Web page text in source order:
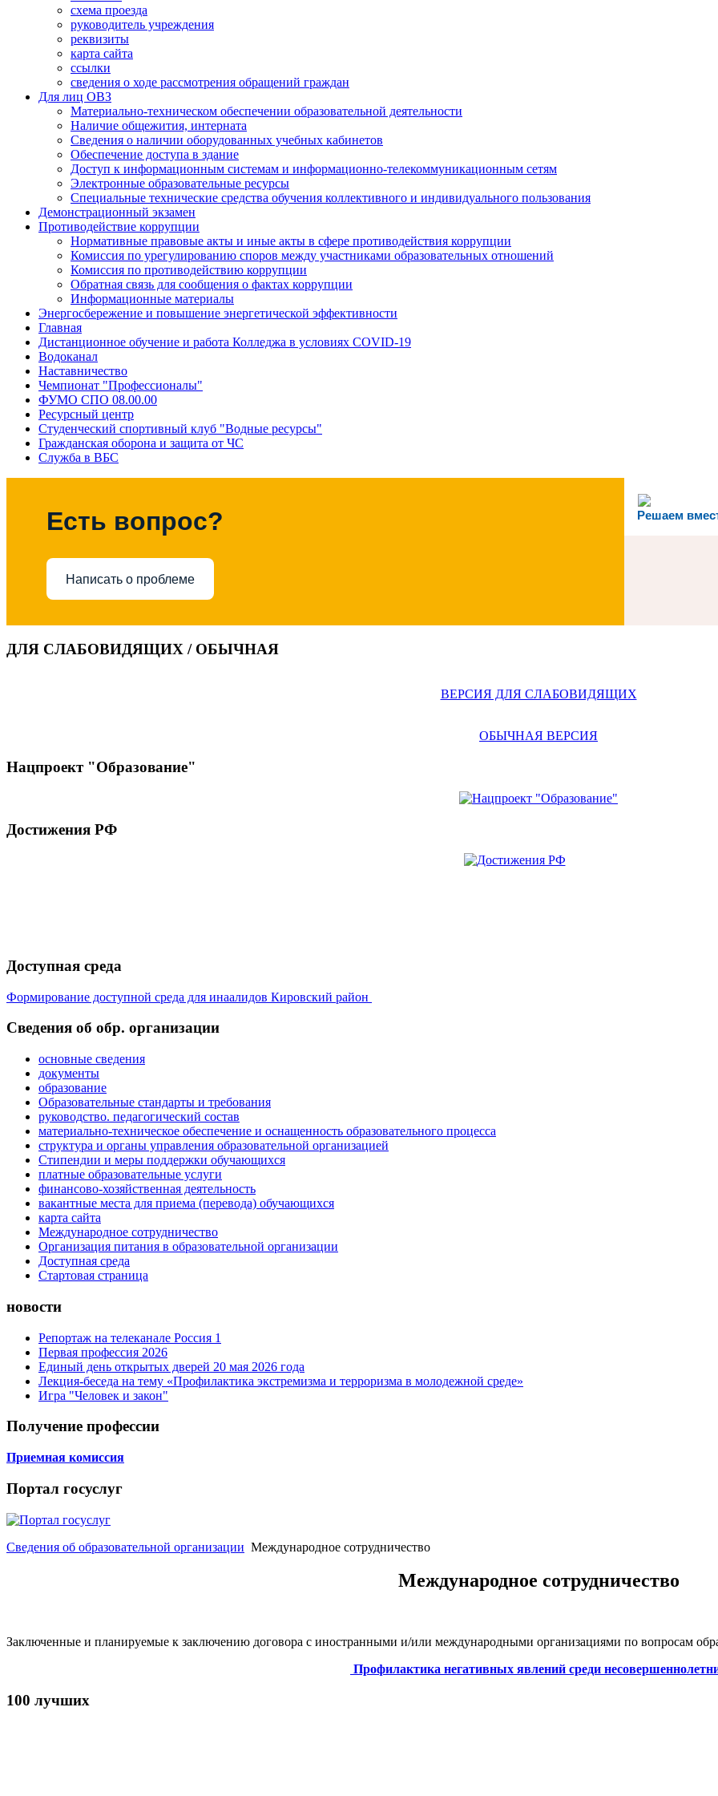
схема проезда
руководитель учреждения
реквизиты
карта сайта
ссылки
сведения о ходе рассмотрения обращений граждан
Для лиц ОВЗ
Материально-техническом обеспечении образовательной деятельности
Наличие общежития, интерната
Сведения о наличии оборудованных учебных кабинетов
Обеспечение доступа в здание
Доступ к информационным системам и информационно-телекоммуникационным сетям
Электронные образовательные ресурсы
Специальные технические средства обучения коллективного и индивидуального пользования
Демонстрационный экзамен
Противодействие коррупции
Нормативные правовые акты и иные акты в сфере противодействия коррупции
Комиссия по урегулированию споров между участниками образовательных отношений
Комиссия по противодействию коррупции
Обратная связь для сообщения о фактах коррупции
Информационные материалы
Энергосбережение и повышение энергетической эффективности
Главная
Дистанционное обучение и работа Колледжа в условиях COVID-19
Водоканал
Наставничество
Чемпионат "Профессионалы"
ФУМО СПО 08.00.00
Ресурсный центр
Студенческий спортивный клуб "Водные ресурсы"
Гражданская оборона и защита от ЧС
Служба в ВБС
Решаем
Есть вопрос?
Написать о проблеме
ДЛЯ СЛАБОВИДЯЩИХ / ОБЫЧНАЯ
ВЕРСИЯ ДЛЯ СЛАБОВИДЯЩИХ
ОБЫЧНАЯ ВЕРСИЯ
Нацпроект "Образование"
Достижения РФ
Доступная среда
Формирование доступной среда для инаалидов Кировский район
Cведения об обр. организации
основные сведения
документы
образование
Образовательные стандарты и требования
руководство. педагогический состав
материально-техническое обеспечение и оснащенность образовательного процесса
структура и органы управления образовательной организацией
Стипендии и меры поддержки обучающихся
платные образовательные услуги
финансово-хозяйственная деятельность
вакантные места для приема (перевода) обучающихся
карта сайта
Международное сотрудничество
Организация питания в образовательной организации
Доступная среда
Стартовая страница
новости
Репортаж на телеканале Россия 1
Первая профессия 2026
Единый день открытых дверей 20 мая 2026 года
Лекция-беседа на тему «Профилактика экстремизма и терроризма в молодежной среде»
Игра "Человек и закон"
Получение профессии
Приемная комиссия
Портал госуслуг
Сведения об образовательной организации Международное сотрудничество
Международное сотрудничество
Заключенные и планируемые к заключению договора с иностранными и/или международными организациями по вопросам
Профилактика негативных явлений среди
100 лучших